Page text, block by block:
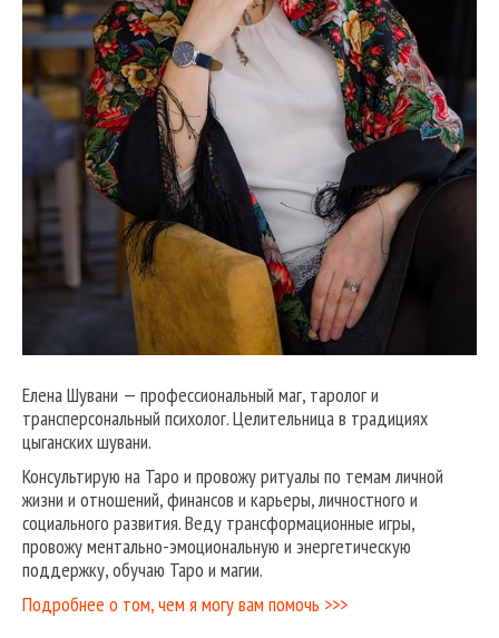
Елена Шувани — профессиональный маг, таролог и
трансперсональный психолог. Целительница в традициях
цыганских шувани.
Консультирую на Таро и провожу ритуалы по темам личной
жизни и отношений, финансов и карьеры, личностного и
социального развития. Веду трансформационные игры,
провожу ментально-эмоциональную и энергетическую
поддержку, обучаю Таро и магии.
Подробнее о том, чем я могу вам помочь >>>